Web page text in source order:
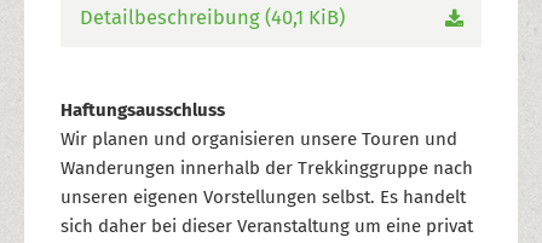
Detailbeschreibung (40,1 KiB)
Haftungsausschluss
Wir planen und organisieren unsere Touren und
Wanderungen innerhalb der Trekkinggruppe nach
unseren eigenen Vorstellungen selbst. Es handelt
sich daher bei dieser Veranstaltung um eine privat